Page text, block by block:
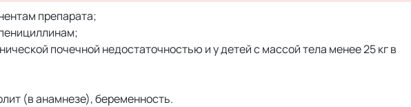
препарата;
почечной недостаточностью и у детей с массой тела менее 25 кг в
(в анамнезе), беременность.